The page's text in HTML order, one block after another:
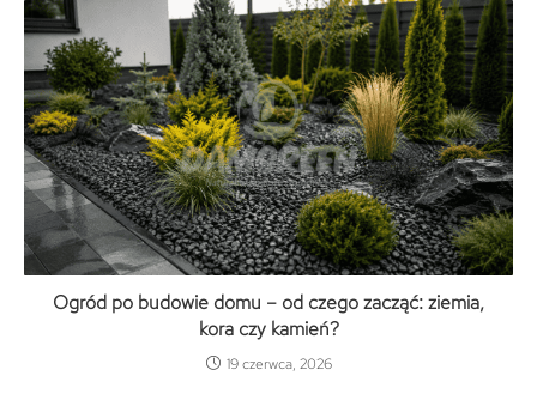
Ogród po budowie domu – od czego zacząć: ziemia,
kora czy kamień?
19 czerwca, 2026